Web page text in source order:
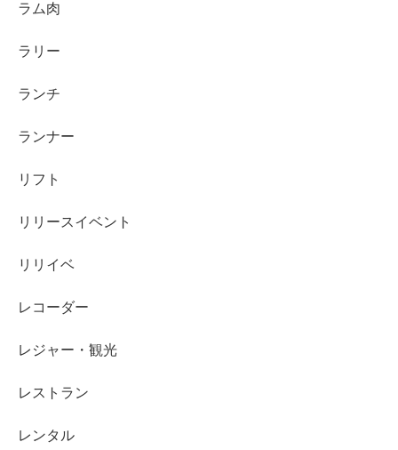
ラム肉
ラリー
ランチ
ランナー
リフト
リリースイベント
リリイベ
レコーダー
レジャー・観光
レストラン
レンタル